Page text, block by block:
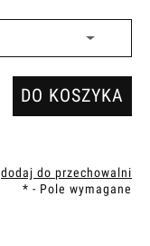
DO KOSZYKA
dodaj do przechowalni
* - Pole wymagane